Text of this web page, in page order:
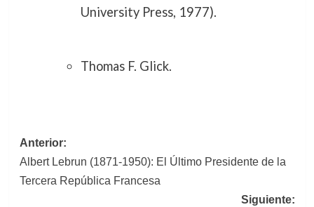
University Press, 1977).
Thomas F. Glick.
Navegación
de
entradas
Anterior:
Albert Lebrun (1871-1950): El Último Presidente de la
Tercera República Francesa
Siguiente: